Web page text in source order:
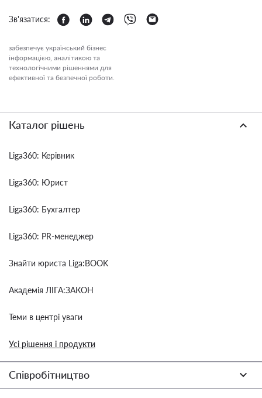
Зв'язатися:
забезпечує український бізнес
інформацією, аналітикою та
технологічними рішеннями для
ефективної та безпечної роботи.
Каталог рішень
Liga360: Керівник
Liga360: Юрист
Liga360: Бухгалтер
Liga360: PR-менеджер
Знайти юриста Liga:BOOK
Академія ЛІГА:ЗАКОН
Теми в центрі уваги
Усі рішення і продукти
Співробітництво